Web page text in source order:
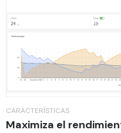
CARACTERÍSTICAS
Maximiza el